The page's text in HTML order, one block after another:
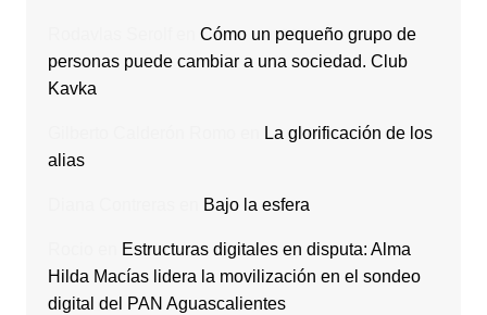
Cómo un pequeño grupo de
personas puede cambiar a una sociedad. Club
Kavka
La glorificación de los
alias
Bajo la esfera
Estructuras digitales en disputa: Alma
Hilda Macías lidera la movilización en el sondeo
digital del PAN Aguascalientes